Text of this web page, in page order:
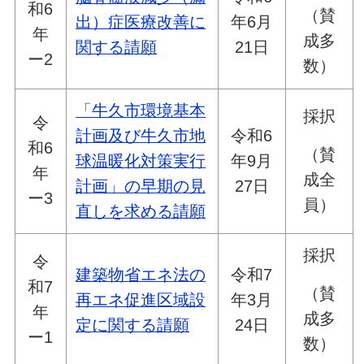
和6
年
ー2
出）症医療改善に
関する請願
年6月
21日
（賛
成多
数）
令
和6
年
ー3
「牛久市環境基本
計画及び牛久市地
球温暖化対策実行
計画」の早期の見
直しを求める請願
令和6
年9月
27日
採択
（賛
成全
員）
令
和7
年
ー1
建築物省エネ法の
再エネ促進区域設
定に関する請願
令和7
年3月
24日
採択
（賛
成多
数）